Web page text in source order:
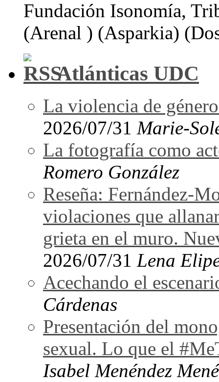
Fundación Isonomía,
(Arenal ) (Asparkia)
Atlánticas UDC
La violencia de
2026/07/31 Marie-
La fotografía como
Romero González
Reseña: Fernández-
violaciones que
grieta en el muro.
2026/07/31 Lena
Acechando el
Cárdenas
Presentación del
sexual. Lo que el
Isabel Menéndez